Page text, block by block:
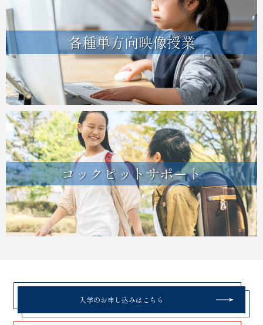
各種単方向映像授業
コックピットサポート
入学のお申し込みはこちら